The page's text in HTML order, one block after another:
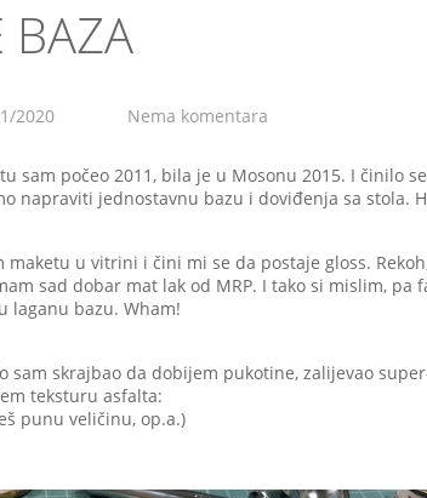
BAZA
2020 Nema komentara
sam počeo 2011, bila je u Mosonu 2015. I činilo
napraviti jednostavnu bazu i doviđenja sa stola.
maketu u vitrini i čini mi se da postaje gloss.
sad dobar mat lak od MRP. I tako si mislim, pa
laganu bazu. Wham!
sam skrajbao da dobijem pukotine, zalijevao
teksturu asfalta:
punu veličinu, op.a.)